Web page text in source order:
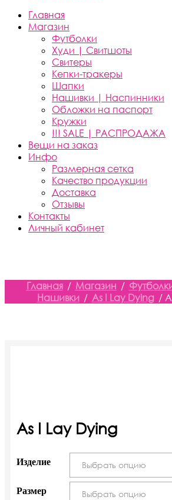
Главная
Магазин
Футболки
Худи | Свитшоты
Свитеры
Кепки-тракеры
Шапки
Нашивки | Наспинники
Обложки на паспорт
Кружки
!!! SALE | РАСПРОДАЖА
Вещи на заказ
Инфо
Размерная сетка
Качество продукции
Доставка
Отзывы
Контакты
Личный кабинет
Главная / Магазин /
Нашивки / As I Lay Dying /
As I Lay Dying
Изделие
Размер